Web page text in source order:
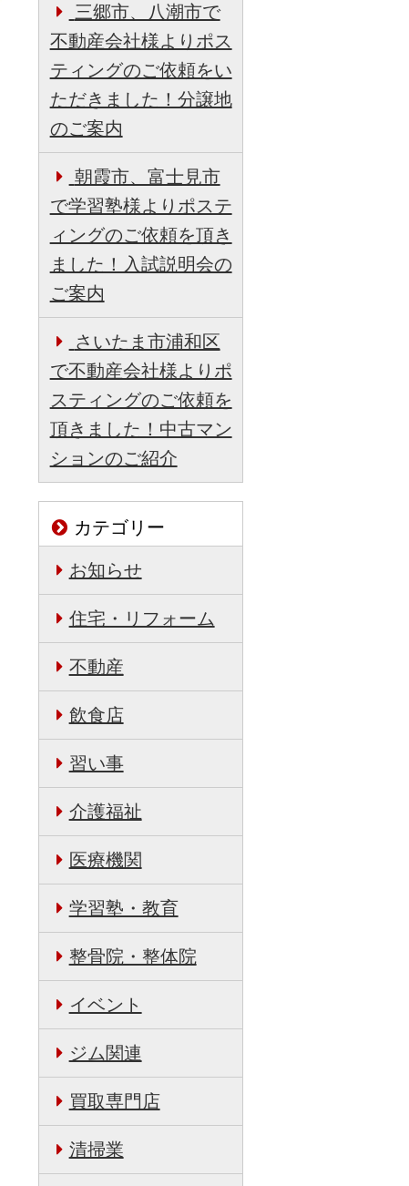
三郷市、八潮市で
不動産会社様よりポス
ティングのご依頼をい
ただきました！分譲地
のご案内
朝霞市、富士見市
で学習塾様よりポステ
ィングのご依頼を頂き
ました！入試説明会の
ご案内
さいたま市浦和区
で不動産会社様よりポ
スティングのご依頼を
頂きました！中古マン
ションのご紹介
カテゴリー
お知らせ
住宅・リフォーム
不動産
飲食店
習い事
介護福祉
医療機関
学習塾・教育
整骨院・整体院
イベント
ジム関連
買取専門店
清掃業